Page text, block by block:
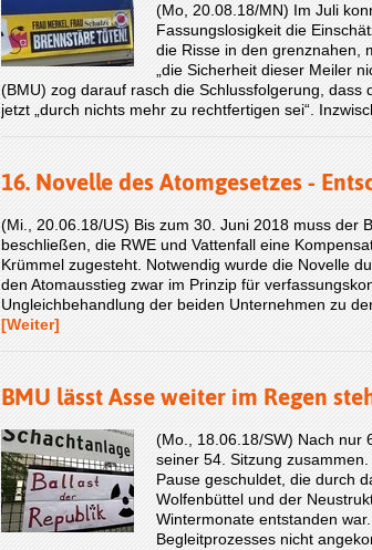
(Mo, 20.08.18/MN) Im Juli
Fassungslosigkeit die
die Risse in den grenznahen,
„die Sicherheit dieser Meiler
(BMU) zog darauf rasch die Schlussfolgerung,
jetzt „durch nichts mehr zu rechtfertigen sei“.
16. Novelle des Atomgesetzes -
(Mi., 20.06.18/US) Bis zum 30. Juni 2018 muss der
beschließen, die RWE und Vattenfall eine
Krümmel zugesteht. Notwendig wurde die Novelle
den Atomausstieg zwar im Prinzip für
Ungleichbehandlung der beiden Unternehmen zu
[Weiter]
BMU lässt Asse weiter im Regen
(Mo., 18.06.18/SW) Nach nur
seiner 54. Sitzung
Pause geschuldet, die durch
Wolfenbüttel und der
Wintermonate entstanden
Begleitprozesses nicht